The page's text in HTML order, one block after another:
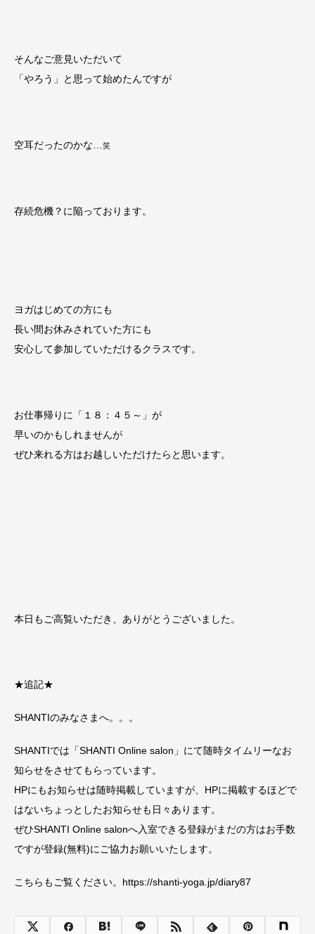
そんなご意見いただいて
「やろう」と思って始めたんですが
空耳だったのかな… 笑
存続危機？に陥っております。
ヨガはじめての方にも
長い間お休みされていた方にも
安心して参加していただけるクラスです。
お仕事帰りに「１８：４５～」が
早いのかもしれませんが
ぜひ来れる方はお越しいただけたらと思います。
本日もご高覧いただき、ありがとうございました。
★追記★
SHANTIのみなさまへ。。。
SHANTIでは「SHANTI Online salon」にて随時タイムリーなお
知らせをさせてもらっています。
HPにもお知らせは随時掲載していますが、HPに掲載するほどで
はないちょっとしたお知らせも日々あります。
ぜひSHANTI Online salonへ入室できる登録がまだの方はお手数
ですが登録(無料)にご協力お願いいたします。
こちらもご覧ください。https://shanti-yoga.jp/diary87